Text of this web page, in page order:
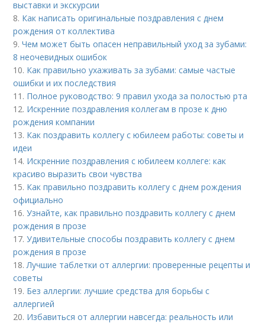
выставки и экскурсии
8. Как написать оригинальные поздравления с днем
рождения от коллектива
9.Чем может быть опасен неправильный уход за зубами:
8 неочевидных ошибок
10. Как правильно ухаживать за зубами: самые частые
ошибки и их последствия
11. Полное руководство: 9 правил ухода за полостью рта
12. Искренние поздравления коллегам в прозе к дню
рождения компании
13. Как поздравить коллегу с юбилеем работы: советы и
идеи
14. Искренние поздравления с юбилеем коллеге: как
красиво выразить свои чувства
15. Как правильно поздравить коллегу с днем рождения
официально
16.Узнайте, как правильно поздравить коллегу с днем
рождения в прозе
17.Удивительные способы поздравить коллегу с днем
рождения в прозе
18.Лучшие таблетки от аллергии: проверенные рецепты и
советы
19. Без аллергии: лучшие средства для борьбы с
аллергией
20. Избавиться от аллергии навсегда: реальность или